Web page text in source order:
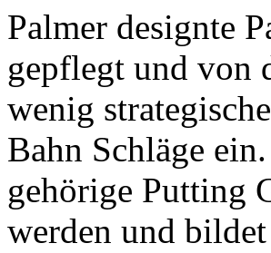
Palmer designte
gepflegt und von
wenig
Bahn Schläge
gehörige Putting
werden und